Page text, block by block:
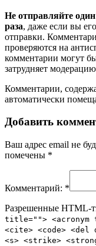
Не отправляйте
раза, даже если вы
отправки.
проверяются на
комментарии могут
затрудняет
Комментарии,
автоматически
Добавить
Ваш адрес email не
помечены *
Комментарий: *
Разрешенные HTML-
title=""> <acronym
<cite> <code> <del
<s> <strike>